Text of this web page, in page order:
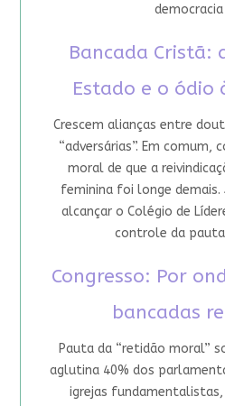
Bancada Cristã:
Estado e o ódio
Crescem alianças entre
“adversárias”. Em comum,
moral de que a
feminina foi longe
alcançar o Colégio de
controle da
Congresso: Por
bancadas
Pauta da “retidão moral”
aglutina 40% dos
igrejas fundamentalistas,